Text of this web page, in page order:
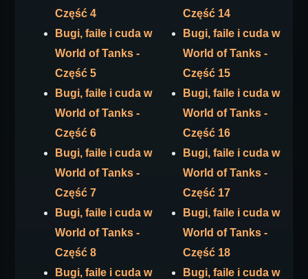
Część 4
Bugi, faile i cuda w
World of Tanks -
Część 5
Bugi, faile i cuda w
World of Tanks -
Część 6
Bugi, faile i cuda w
World of Tanks -
Część 7
Bugi, faile i cuda w
World of Tanks -
Część 8
Bugi, faile i cuda w
Część 14
Bugi, faile i cuda w
World of Tanks -
Część 15
Bugi, faile i cuda w
World of Tanks -
Część 16
Bugi, faile i cuda w
World of Tanks -
Część 17
Bugi, faile i cuda w
World of Tanks -
Część 18
Bugi, faile i cuda w